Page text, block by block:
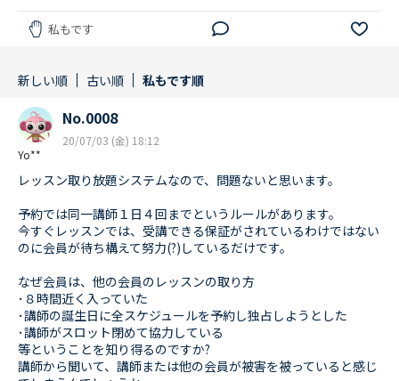
私もです
新しい順 古い順 私もです順
Yo**
No.0008
20/07/03 (金) 18:12
レッスン取り放題システムなので、問題ないと思います。
予約では同一講師１日４回までというルールがあります。
今すぐレッスンでは、受講できる保証がされているわけではない
のに会員が待ち構えて努力(?)しているだけです。
なぜ会員は、他の会員のレッスンの取り方
･８時間近く入っていた
･講師の誕生日に全スケジュールを予約し独占しようとした
･講師がスロット閉めて協力している
等ということを知り得るのですか?
講師から聞いて、講師または他の会員が被害を被っていると感じ